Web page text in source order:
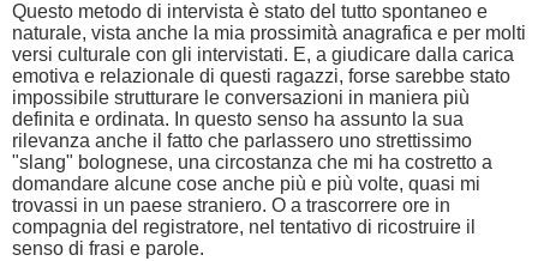
Questo metodo di intervista è stato del tutto spontaneo e
naturale, vista anche la mia prossimità anagrafica e per molti
versi culturale con gli intervistati. E, a giudicare dalla carica
emotiva e relazionale di questi ragazzi, forse sarebbe stato
impossibile strutturare le conversazioni in maniera più
definita e ordinata. In questo senso ha assunto la sua
rilevanza anche il fatto che parlassero uno strettissimo
"slang" bolognese, una circostanza che mi ha costretto a
domandare alcune cose anche più e più volte, quasi mi
trovassi in un paese straniero. O a trascorrere ore in
compagnia del registratore, nel tentativo di ricostruire il
senso di frasi e parole.